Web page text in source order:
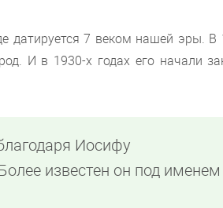
датируется 7 веком нашей эры. В
И в 1930-х годах его начали
Иосифу
известен он под именем